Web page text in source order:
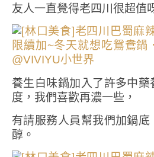
友人一直覺得老四川很超值
養生白味鍋加入了許多中
度，我們喜歡再濃一些，
有請服務人員幫我們加鍋
醇。